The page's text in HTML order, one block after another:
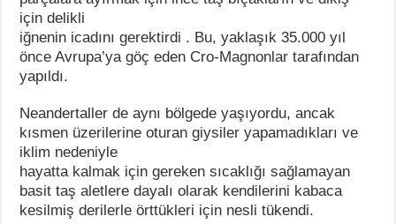
için delikli
iğnenin icadını gerektirdi . Bu, yaklaşık 35.000 yıl
önce Avrupa’ya göç eden Cro-Magnonlar tarafından
yapıldı.
Neandertaller de aynı bölgede yaşıyordu, ancak
kısmen üzerilerine oturan giysiler yapamadıkları ve
iklim nedeniyle
hayatta kalmak için gereken sıcaklığı sağlamayan
basit taş aletlere dayalı olarak kendilerini kabaca
kesilmiş derilerle örttükleri için nesli tükendi.